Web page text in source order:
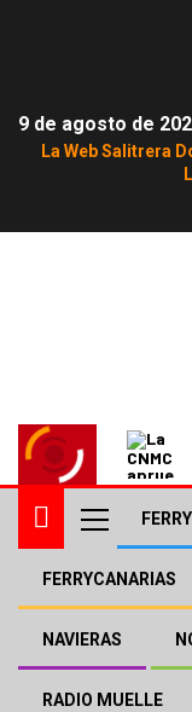
9 de agosto de
La Web Salitrera
FERRYCANARIAS
NAVIERAS
RADIO MUELLE